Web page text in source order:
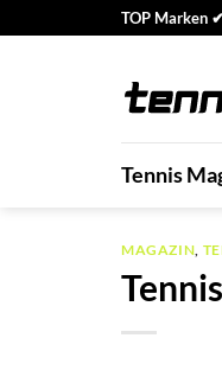
TOP Marken ✔
Tennis
MAGAZIN,